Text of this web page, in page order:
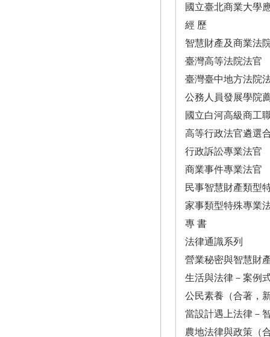
國立臺北商業大學
經 歷
智慧財產及商業法
臺灣高等法院法官
臺灣臺中地方法院
公務人員發展學院
國立白河高級商工
高等行政法官遴選
行政訴訟專業法官
商業事件專業法官
民事智慧財產類型
家事類型特殊專業
專 書
法律通識系列
營業秘密與智慧財
生活與法律－案例
公民素養（合著，
當設計遇上法律－
農地法律與政策（